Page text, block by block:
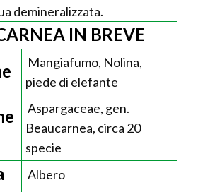
demineralizzata.
IN BREVE
Mangiafumo, Nolina,
piede di elefante
Aspargaceae, gen.
Beaucarnea, circa 20
specie
Albero